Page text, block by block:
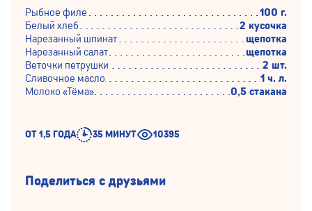
Рыбное филе
100 г.
Белый хлеб
2 кусочка
Нарезанный шпинат
щепотка
Нарезанный салат
щепотка
Веточки петрушки
2 шт.
Сливочное масло
1 ч. л.
Молоко «Тёма»
0,5 стакана
ОТ 1,5 ГОДА 35 МИНУТ 10395
Поделиться с друзьями